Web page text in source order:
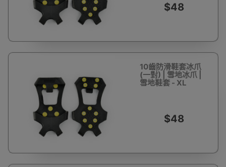
$48
10齒防滑鞋套冰爪
(一對) | 雪地冰爪 |
雪地鞋套 - XL
$48